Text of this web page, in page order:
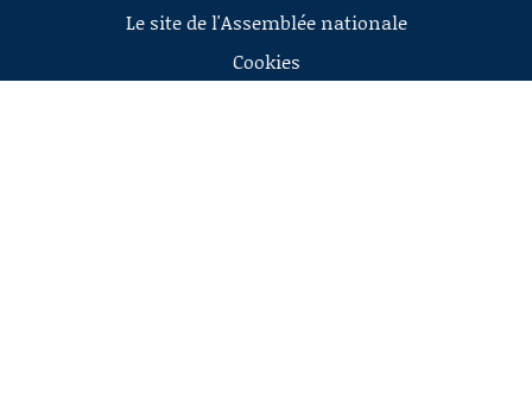
Le site de l'Assemblée nationale
Cookies